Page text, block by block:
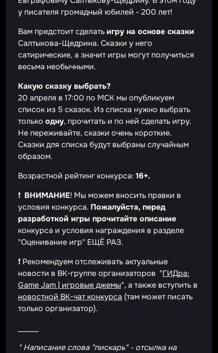
у писателя громадный юбилей - 200 лет!
Вам предстоит сделатьигру на основе сказки
Салтыкова-Щедрина. Сказки у него
сатирические, а значит игры могут получиться
весьма необычными.
Какую сказку выбрать?
20 апреля в 17:00 по МСК мы опубликуем
список из 5 сказок. Из списка нужно выбрать
только одну, прочитать и по ней сделать игру.
Не переживайте, сказки очень короткие.
Сказки для списка будут выбраны случайным
образом.
Возрастной рейтинг конкурса: 16+.
❗ ВНИМАНИЕ! Мы можем вносить правки в
условия конкурса. Пожалуйста, перед
разработкой игры прочитайте описание
конкурса и условия награждения в разделе
"Оценивание игр" ЕЩЁ РАЗ.
❗ Рекомендуем отслеживать актуальные
новости в ВК-группе организаторов "ГИДра:
Game Jam | игровые джемы", а также вступить в
новостной ВК-чат конкурса (там может писать
только организатор).
* Написание слова "пискарь" - отсылка на